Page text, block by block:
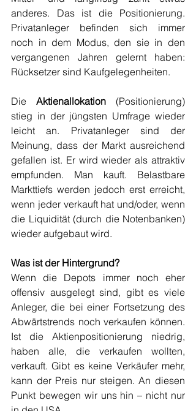
anderes. Das ist die Positionierung.
Privatanleger befinden sich immer
noch in dem Modus, den sie in den
vergangenen Jahren gelernt haben:
Rücksetzer sind Kaufgelegenheiten.
Die Aktienallokation (Positionierung)
stieg in der jüngsten Umfrage wieder
leicht an. Privatanleger sind der
Meinung, dass der Markt ausreichend
gefallen ist. Er wird wieder als attraktiv
empfunden. Man kauft. Belastbare
Markttiefs werden jedoch erst erreicht,
wenn jeder verkauft hat und/oder, wenn
die Liquidität (durch die Notenbanken)
wieder aufgebaut wird.
Was ist der Hintergrund?
Wenn die Depots immer noch eher
offensiv ausgelegt sind, gibt es viele
Anleger, die bei einer Fortsetzung des
Abwärtstrends noch verkaufen können.
Ist die Aktienpositionierung niedrig,
haben alle, die verkaufen wollten,
verkauft. Gibt es keine Verkäufer mehr,
kann der Preis nur steigen. An diesen
Punkt bewegen wir uns hin – nicht nur